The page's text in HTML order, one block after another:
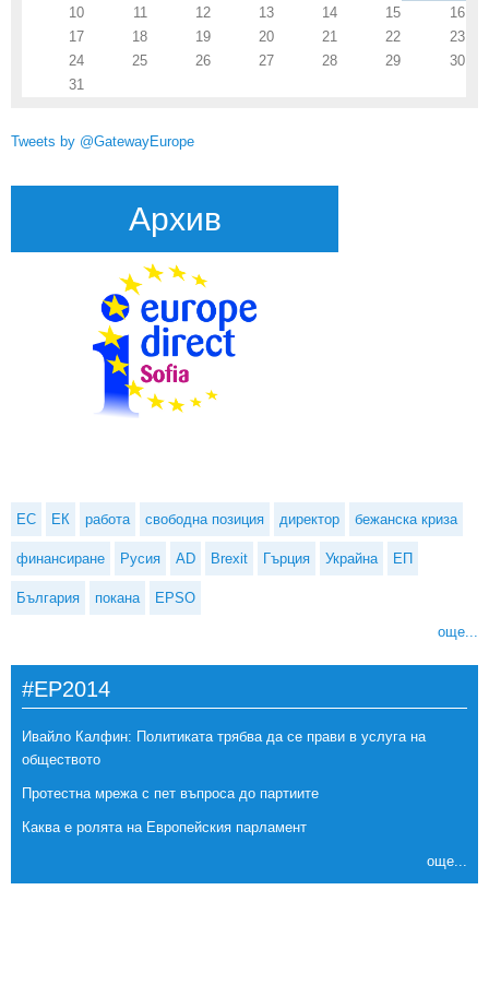
10
11 12 13 14 15
16
17
18 19 20 21 22
23
24
25 26 27 28 29
30
31
Tweets by @GatewayEurope
Архив
ЕС ЕК работа свободна позиция директор бежанска криза
финансиране Русия AD Brexit Гърция Украйна ЕП
България покана EPSO
още...
#EP2014
Ивайло Калфин: Политиката трябва да се прави в услуга на
обществото
Протестна мрежа с пет въпроса до партиите
Каква е ролята на Европейския парламент
още...